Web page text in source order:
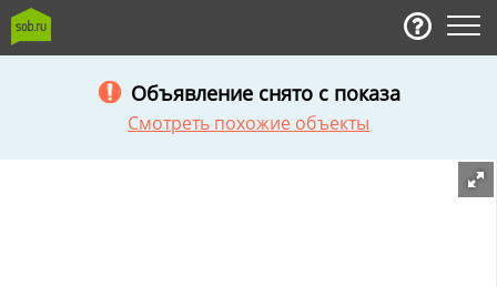
Объявление снято с показа
Смотреть похожие объекты